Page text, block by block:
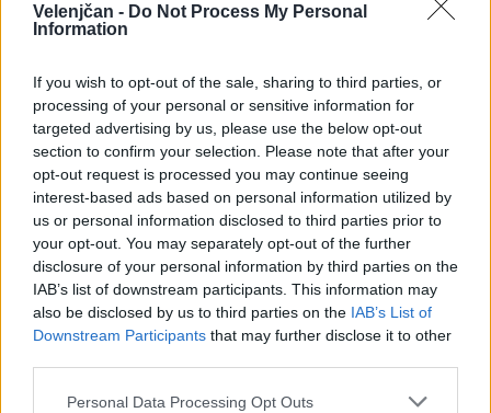
Velenjčan - Do Not Process My Personal
Information
If you wish to opt-out of the sale, sharing to third parties, or
processing of your personal or sensitive information for
targeted advertising by us, please use the below opt-out
section to confirm your selection. Please note that after your
opt-out request is processed you may continue seeing
interest-based ads based on personal information utilized by
us or personal information disclosed to third parties prior to
your opt-out. You may separately opt-out of the further
disclosure of your personal information by third parties on the
IAB’s list of downstream participants. This information may
also be disclosed by us to third parties on the IAB’s List of
Downstream Participants that may further disclose it to other
Personal Data Processing Opt Outs
na Debelem rtiču (od 13. do 23. 7. 2026) in v
podpisu pogodbe z Ministrstvom za zdravje RS,
predvidoma po 21. 5. 2026. Kdaj točno se bo
začel vpis, bodo sporočili.
Vir: MZPM Velenje
KATEGORIJE Družba